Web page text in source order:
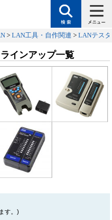
> LAN工具・自作関連 > LANテス
インアップ一覧
す。)